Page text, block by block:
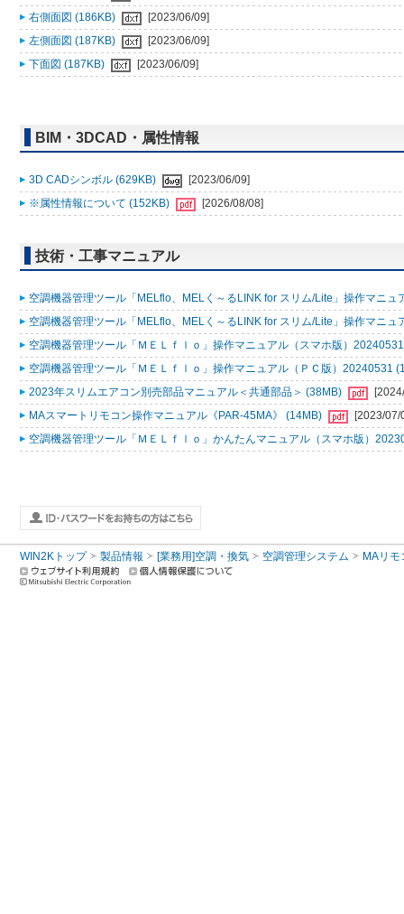
右側面図 (186KB)
[2023/06/09]
左側面図 (187KB)
[2023/06/09]
下面図 (187KB)
[2023/06/09]
BIM・3DCAD・属性情報
3D CADシンボル (629KB)
[2023/06/09]
※属性情報について (152KB)
[2026/08/08]
技術・工事マニュアル
空調機器管理ツール「MELflo、MELく～るLINK for スリム/Lite」操作マニュ
空調機器管理ツール「MELflo、MELく～るLINK for スリム/Lite」操作マニュ
空調機器管理ツール「ＭＥＬｆｌｏ」操作マニュアル（スマホ版）
空調機器管理ツール「ＭＥＬｆｌｏ」操作マニュアル（ＰＣ版）20240531
2023年スリムエアコン別売部品マニュアル＜共通部品＞ (38MB)
MAスマートリモコン操作マニュアル《PAR-45MA》 (14MB)
[2023/07/
空調機器管理ツール「ＭＥＬｆｌｏ」かんたんマニュアル（スマホ版）
WIN2Kトップ 製品情報 [業務用]空調・換気 空調管理システム MAリモ